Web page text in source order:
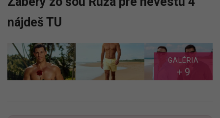
nájdeš TU
GALÉRIA
+ 9